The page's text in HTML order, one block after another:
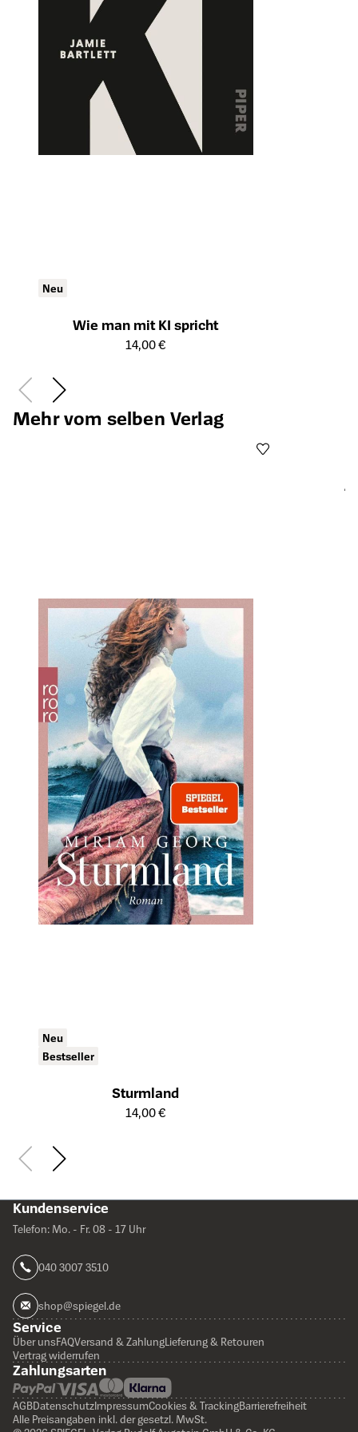
Neu
Wie man mit KI spricht
Öffnet die Detailseite des Produkts
14,00 €
Mehr vom selben Verlag
Neu
Bestseller
Sturmland
Öffnet die Detailseite des Produkts
14,00 €
Kundenservice
Telefon: Mo. - Fr. 08 - 17 Uhr
040 3007 3510
shop@spiegel.de
Service
Über unsFAQVersand & ZahlungLieferung & Retouren
Vertrag widerrufen
Zahlungsarten
AGBDatenschutzImpressumCookies & TrackingBarrierefreiheit
Alle Preisangaben inkl. der gesetzl. MwSt.